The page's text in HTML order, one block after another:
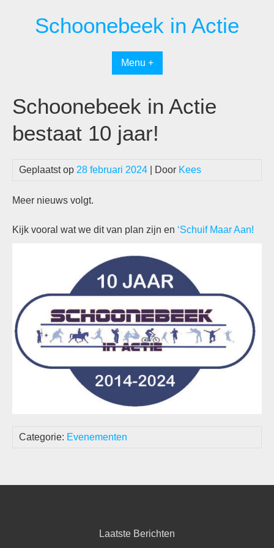
Schoonebeek in Actie
Menu +
Schoonebeek in Actie
bestaat 10 jaar!
Geplaatst op 28 februari 2024 | Door Kees
Meer nieuws volgt.
Kijk vooral wat we dit van plan zijn en ‘Schuif Maar Aan!
Categorie: Evenementen
Laatste Berichten